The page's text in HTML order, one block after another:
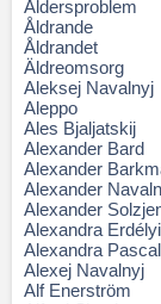
Åldersproblem
Åldrande
Åldrandet
Äldreomsorg
Aleksej Navalnyj
Aleppo
Ales Bjaljatskij
Alexander Bard
Alexander
Alexander
Alexander
Alexandra Erdélyi
Alexandra
Alexej Navalnyj
Alf Enerström